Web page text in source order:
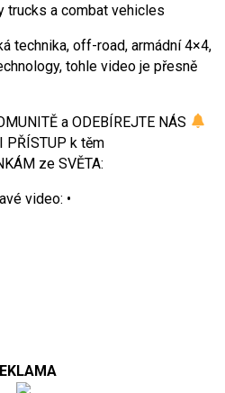
trucks a combat vehicles
technika, off-road, armádní 4×4,
tohle video je přesně
a ODEBÍREJTE NÁS
PŘÍSTUP k těm
ze SVĚTA:
video: •